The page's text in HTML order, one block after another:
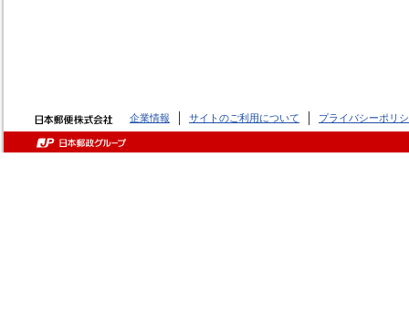
企業情報 サイトのご利用について プライバシーポリ